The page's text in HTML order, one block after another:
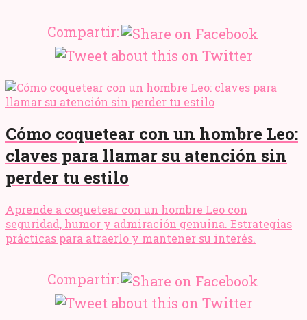
Compartir:
Cómo coquetear con un hombre Leo:
claves para llamar su atención sin
perder tu estilo
Aprende a coquetear con un hombre Leo con
seguridad, humor y admiración genuina. Estrategias
prácticas para atraerlo y mantener su interés.
Compartir: